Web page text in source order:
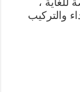
والتركيب